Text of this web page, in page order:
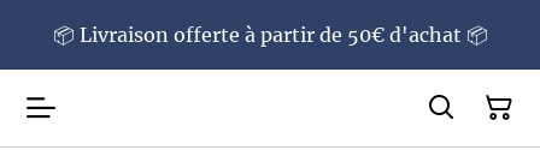
📦 Livraison offerte à partir de 50€ d'achat 📦